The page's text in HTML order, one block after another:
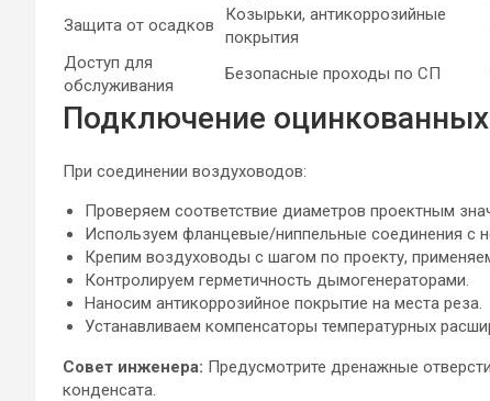
Защита от осадков
Козырьки, антикоррозийные
покрытия
Доступ для
обслуживания
Безопасные проходы по СП
Подключение
При соединении воздуховодов:
Проверяем соответствие диаметров проектным
Используем фланцевые/ниппельные соединения с
Крепим воздуховоды с шагом по проекту,
Контролируем герметичность дымогенераторами.
Наносим антикоррозийное покрытие на места реза.
Устанавливаем компенсаторы температурных
Совет инженера: Предусмотрите дренажные
конденсата.